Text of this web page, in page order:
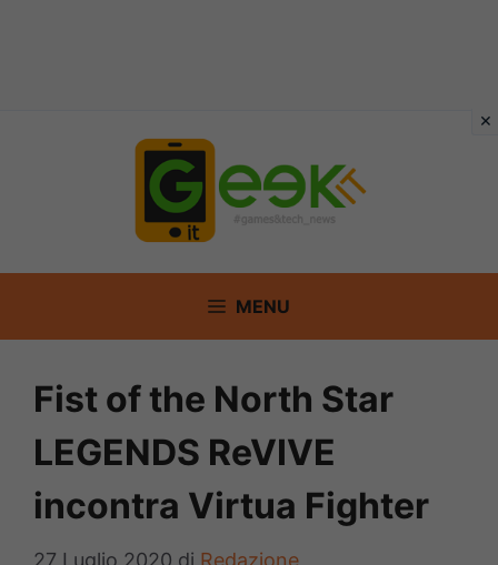
MENU
Fist of the North Star
LEGENDS ReVIVE
incontra Virtua Fighter
27 Luglio 2020 di Redazione